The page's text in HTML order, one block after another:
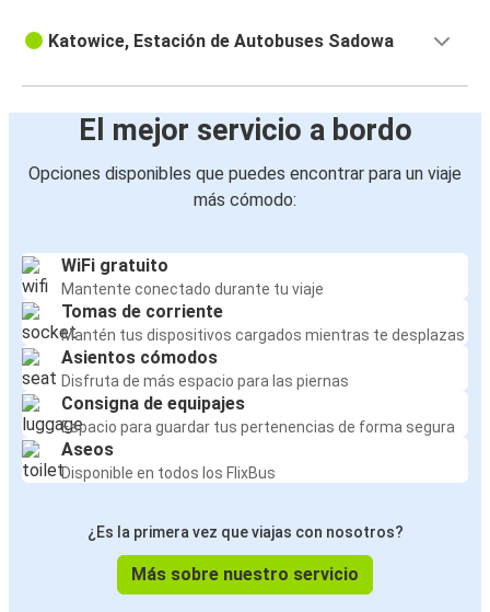
Katowice, Estación de Autobuses Sadowa
El mejor servicio a bordo
Opciones disponibles que puedes encontrar para un viaje
más cómodo:
WiFi gratuito
Mantente conectado durante tu viaje
Tomas de corriente
Mantén tus dispositivos cargados mientras te desplazas
Asientos cómodos
Disfruta de más espacio para las piernas
Consigna de equipajes
Espacio para guardar tus pertenencias de forma segura
Aseos
Disponible en todos los FlixBus
¿Es la primera vez que viajas con nosotros?
Más sobre nuestro servicio